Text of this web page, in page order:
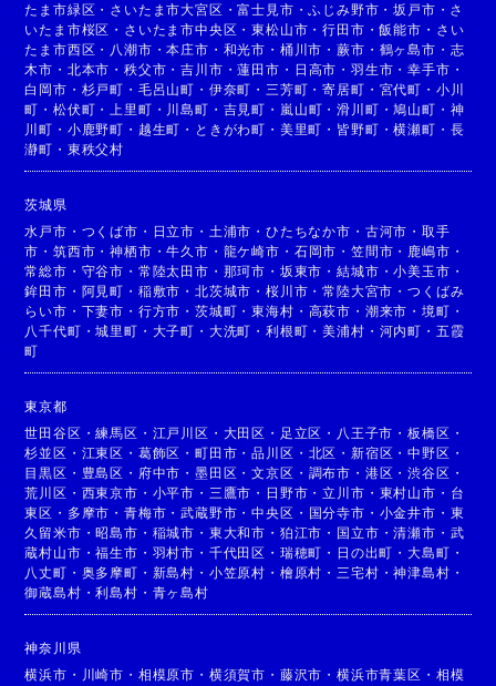
たま市緑区 ・ さいたま市大宮区 ・富士見市 ・ふじみ野市 ・坂戸市 ・ さ
いたま市桜区 ・ さいたま市中央区 ・東松山市 ・行田市 ・飯能市 ・ さい
たま市西区 ・ 八潮市 ・本庄市 ・ 和光市 ・ 桶川市 ・蕨市 ・ 鶴ヶ島市 ・ 志
木市 ・ 北本市 ・秩父市 ・吉川市 ・蓮田市 ・ 日高市 ・ 羽生市 ・幸手市 ・
白岡市 ・ 杉戸町 ・ 毛呂山町 ・ 伊奈町 ・三芳町 ・寄居町 ・ 宮代町 ・ 小川
町 ・松伏町 ・上里町 ・ 川島町 ・ 吉見町 ・ 嵐山町 ・滑川町 ・鳩山町 ・ 神
川町 ・ 小鹿野町 ・ 越生町 ・ ときがわ町 ・ 美里町 ・ 皆野町 ・横瀬町 ・ 長
瀞町 ・ 東秩父村
茨城県
水戸市 ・ つくば市 ・ 日立市 ・ 土浦市 ・ひたちなか市 ・ 古河市 ・ 取手
市 ・筑西市 ・神栖市 ・牛久市 ・ 龍ケ崎市 ・ 石岡市 ・ 笠間市 ・ 鹿嶋市 ・
常総市 ・ 守谷市 ・ 常陸太田市 ・ 那珂市 ・ 坂東市 ・結城市 ・小美玉市 ・
鉾田市 ・ 阿見町 ・ 稲敷市 ・北茨城市 ・桜川市 ・常陸大宮市 ・つくばみ
らい市 ・ 下妻市 ・ 行方市 ・茨城町 ・東海村 ・ 高萩市 ・ 潮来市 ・ 境町 ・
八千代町 ・城里町 ・ 大子町 ・ 大洗町 ・利根町 ・美浦村 ・ 河内町 ・ 五霞
町
東京都
世田谷区 ・練馬区 ・ 江戸川区 ・ 大田区 ・ 足立区 ・ 八王子市 ・板橋区 ・
杉並区 ・ 江東区 ・ 葛飾区 ・町田市 ・品川区 ・ 北区 ・ 新宿区 ・中野区 ・
目黒区 ・ 豊島区 ・ 府中市 ・墨田区 ・文京区 ・ 調布市 ・ 港区 ・渋谷区 ・
荒川区 ・ 西東京市 ・ 小平市 ・ 三鷹市 ・ 日野市 ・立川市 ・ 東村山市 ・ 台
東区 ・ 多摩市 ・青梅市 ・武蔵野市 ・中央区 ・ 国分寺市 ・ 小金井市 ・ 東
久留米市 ・ 昭島市 ・ 稲城市 ・ 東大和市 ・ 狛江市 ・ 国立市 ・清瀬市 ・ 武
蔵村山市 ・福生市 ・ 羽村市 ・ 千代田区 ・ 瑞穂町 ・ 日の出町 ・大島町 ・
八丈町 ・ 奥多摩町 ・ 新島村 ・ 小笠原村 ・ 檜原村 ・三宅村 ・神津島村 ・
御蔵島村 ・利島村 ・ 青ヶ島村
神奈川県
横浜市 ・ 川崎市 ・ 相模原市 ・ 横須賀市 ・ 藤沢市 ・横浜市青葉区 ・ 相模